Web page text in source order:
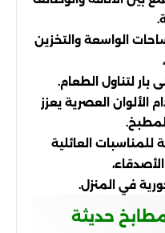
الواسعة والتخزين
بار لتناول الطعام.
الألوان العصرية يعزز
العائلية
في المنزل.
حديثة